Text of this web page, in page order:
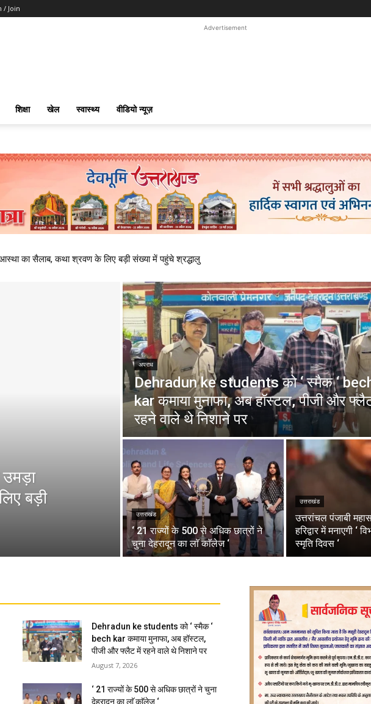
/ Join
Advertisement
शिक्षा खेल स्वास्थ्य वीडियो न्यूज़
का सैलाब, कथा श्रवण के लिए बड़ी संख्या में पहुंचे श्रद्धालु
बड़ी
अपराध
Dehradun ke students को ‘ स्मैक ‘
kar कमाया मुनाफा, अब हॉस्टल, पीजी और
रहने वाले थे निशाने पर
उत्तराखंड
‘ 21 राज्यों के 500 से अधिक छात्रों ने
चुना देहरादून का लाॅ काॅलेज ‘
उत्तराखंड
उत्तरांचल पंजाबी
हरिद्वार में मनाएगी ‘
स्मृति दिवस ‘
Dehradun ke students को ‘ स्मैक ‘
bech kar कमाया मुनाफा, अब हॉस्टल,
पीजी और फ्लैट में रहने वाले थे निशाने पर
August 7, 2026
‘ 21 राज्यों के 500 से अधिक छात्रों ने चुना
देहरादून का लाॅ काॅलेज ‘